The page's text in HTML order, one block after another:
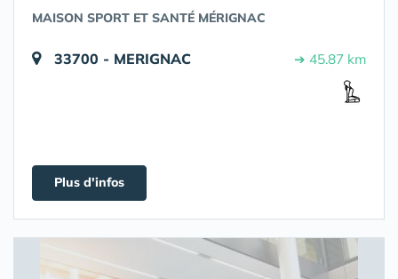
MAISON SPORT ET SANTÉ MÉRIGNAC
33700 - MERIGNAC ➔ 45.87 km
Plus d'infos